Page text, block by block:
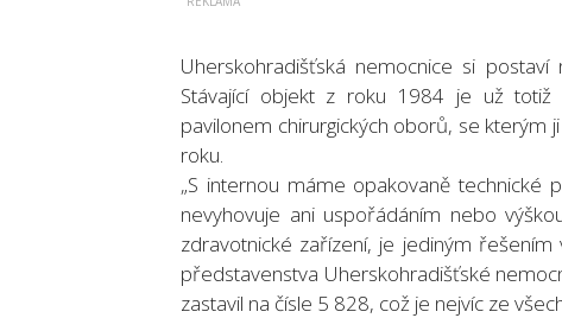
Uherskohradišťská nemocnice si
Stávající objekt z roku 1984 je už totiž
pavilonem chirurgických oborů, se kterým
roku.
„S internou máme opakovaně technické
nevyhovuje ani uspořádáním nebo
zdravotnické zařízení, je jediným
představenstva Uherskohradišťské
zastavil na čísle 5 828, což je nejvíc ze